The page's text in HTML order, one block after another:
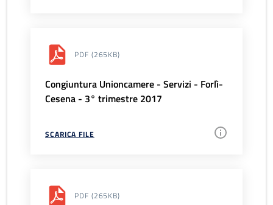
PDF (265KB)
Congiuntura Unioncamere - Servizi - Forlì-
Cesena - 3° trimestre 2017
SCARICA FILE
PDF (265KB)